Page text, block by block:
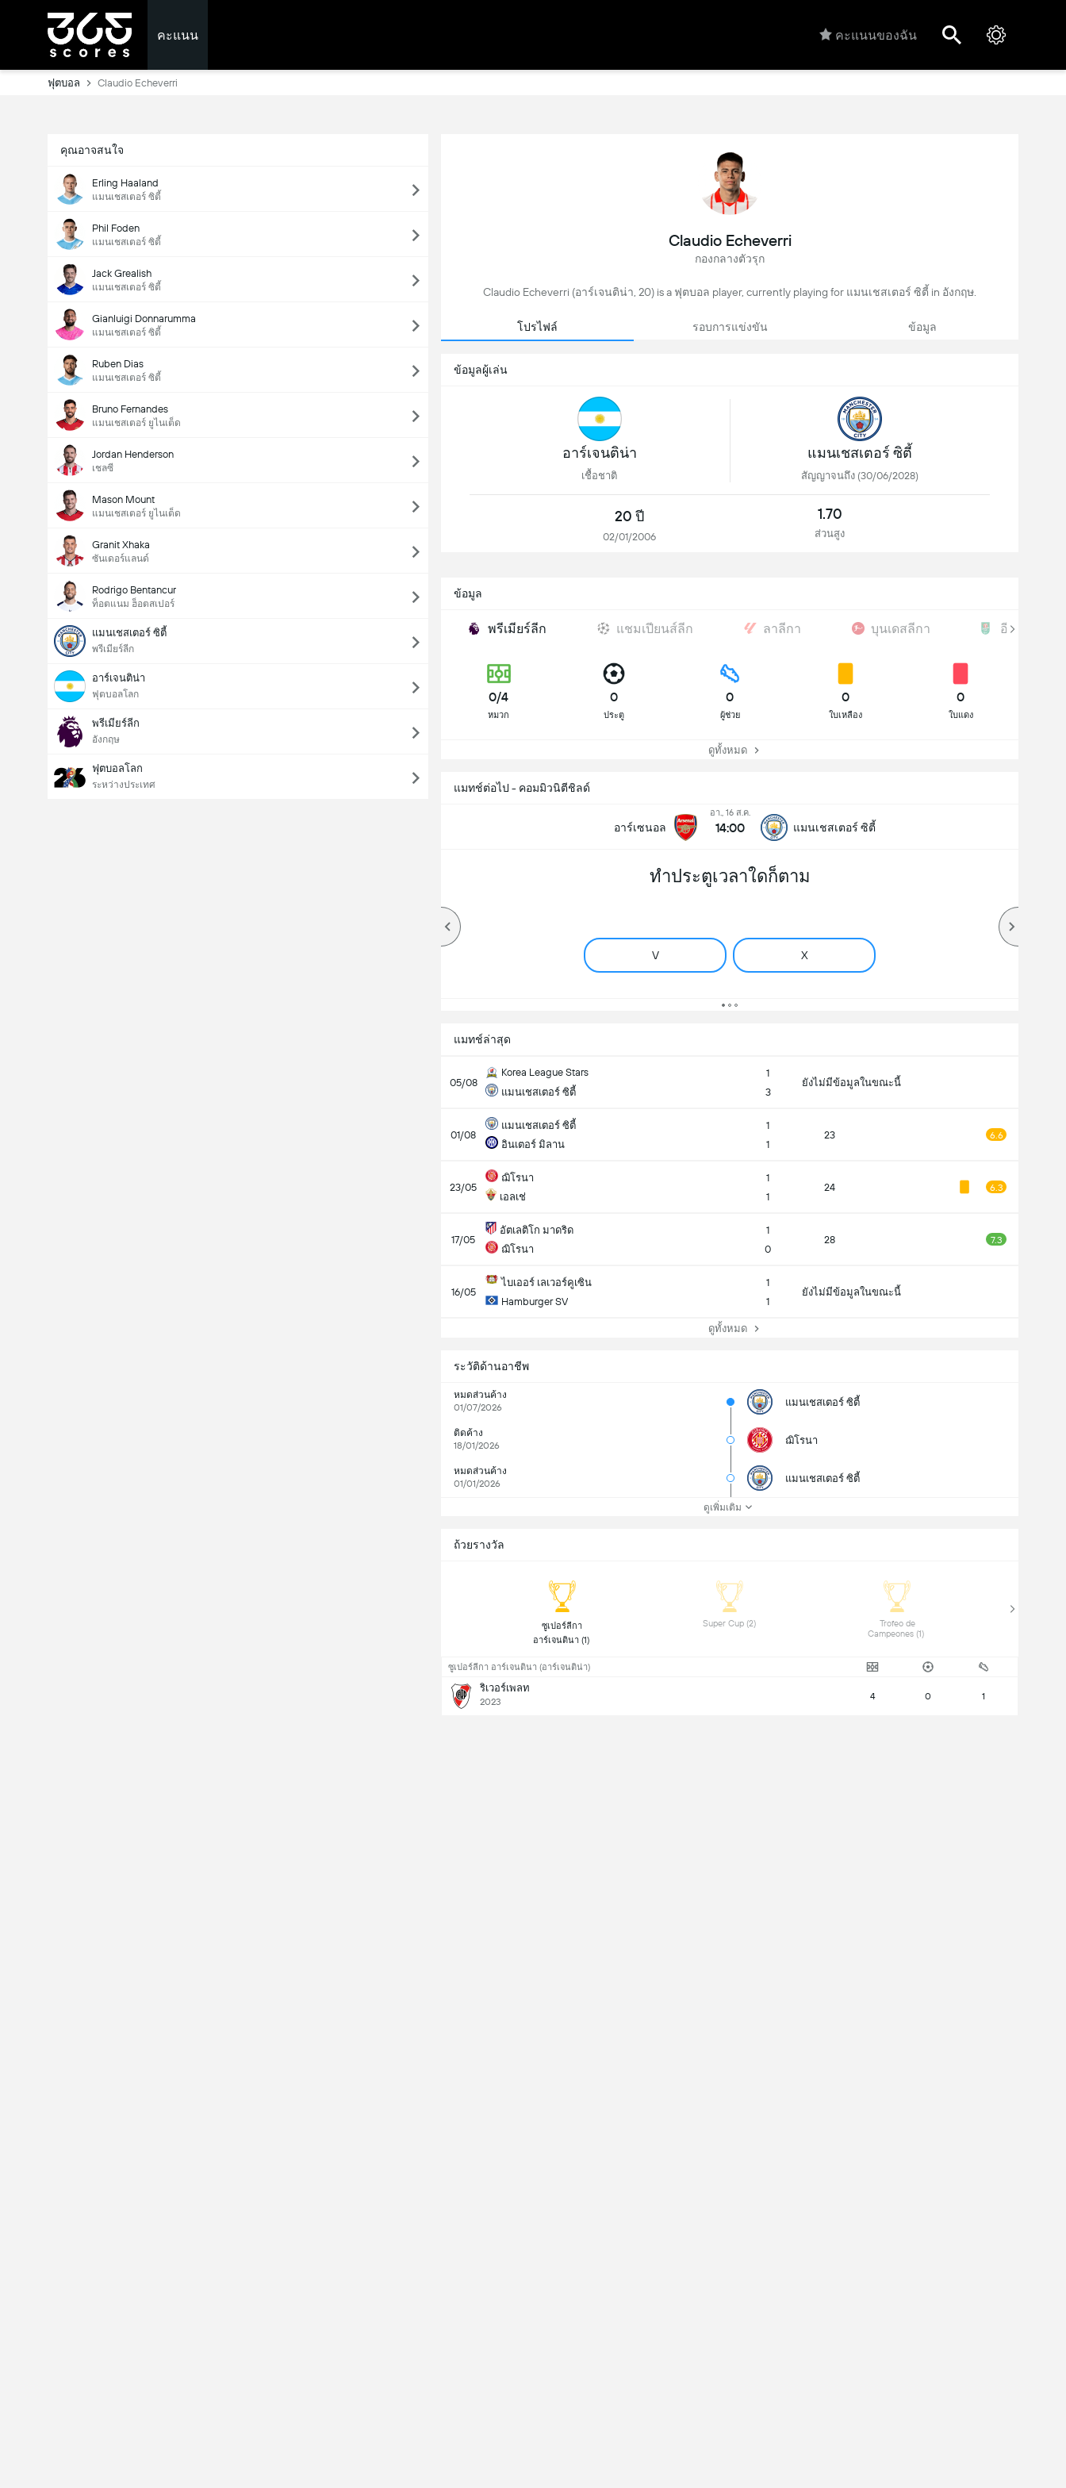
คะแนน คะแนนของฉัน
ฟุตบอล Claudio Echeverri
คุณอาจสนใจ
Erling Haaland
แมนเชสเตอร์ ซิตี้
Phil Foden
แมนเชสเตอร์ ซิตี้
Jack Grealish
แมนเชสเตอร์ ซิตี้
Gianluigi Donnarumma
แมนเชสเตอร์ ซิตี้
Ruben Dias
แมนเชสเตอร์ ซิตี้
Bruno Fernandes
แมนเชสเตอร์ ยูไนเต็ด
Jordan Henderson
เชลซี
Mason Mount
แมนเชสเตอร์ ยูไนเต็ด
Granit Xhaka
ซันเดอร์แลนด์
Rodrigo Bentancur
ท็อตแนม ฮ็อตสเปอร์
แมนเชสเตอร์ ซิตี้
พรีเมียร์ลีก
อาร์เจนติน่า
ฟุตบอลโลก
พรีเมียร์ลีก
อังกฤษ
ฟุตบอลโลก
ระหว่างประเทศ
Claudio Echeverri
กองกลางตัวรุก
Claudio Echeverri (อาร์เจนติน่า, 20) is a ฟุตบอล player, currently playing for แมนเชสเตอร์ ซิตี้ in อังกฤษ.
โปรไฟล์ รอบการแข่งขัน ข้อมูล
ข้อมูลผู้เล่น
อาร์เจนติน่า
เชื้อชาติ
แมนเชสเตอร์ ซิตี้
สัญญาจนถึง (30/06/2028)
20 ปี
02/01/2006
1.70
ส่วนสูง
ข้อมูล
พรีเมียร์ลีก แชมเปียนส์ลีก ลาลีกา บุนเดสลีกา อีเอฟแอลคั
0/4
หมวก
0
ประตู
0
ผู้ช่วย
0
ใบเหลือง
0
ใบแดง
ดูทั้งหมด
แมทช์ต่อไป - คอมมิวนิตีชิลด์
อาร์เซนอล
อา., 16 ส.ค.
14:00 แมนเชสเตอร์ ซิตี้
ทำประตูเวลาใดก็ตาม
V X
แมทช์ล่าสุด
05/08
Korea League Stars
แมนเชสเตอร์ ซิตี้
1
3
ยังไม่มีข้อมูลในขณะนี้
01/08
แมนเชสเตอร์ ซิตี้
อินเตอร์ มิลาน
1
1
23 6.6
23/05
ฌิโรนา
เอลเช่
1
1
24 6.3
17/05
อัตเลติโก มาดริด
ฌิโรนา
1
0
28 7.3
16/05
ไบเออร์ เลเวอร์คูเซิน
Hamburger SV
1
1
ยังไม่มีข้อมูลในขณะนี้
ดูทั้งหมด
ระวัติด้านอาชีพ
หมดส่วนค้าง
01/07/2026
แมนเชสเตอร์ ซิตี้
ติดค้าง
18/01/2026
ฌิโรนา
หมดส่วนค้าง
01/01/2026
แมนเชสเตอร์ ซิตี้
ดูเพิ่มเติม
ถ้วยรางวัล
ซูเปอร์ลีกา
อาร์เจนตินา (1)
Trofeo de
ซูเปอร์ลีกา อาร์เจนตินา (อาร์เจนติน่า)
ริเวอร์เพลท
2023 4 0 1